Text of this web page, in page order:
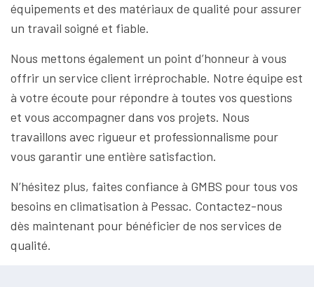
équipements et des matériaux de qualité pour assurer
un travail soigné et fiable.
Nous mettons également un point d’honneur à vous
offrir un service client irréprochable. Notre équipe est
à votre écoute pour répondre à toutes vos questions
et vous accompagner dans vos projets. Nous
travaillons avec rigueur et professionnalisme pour
vous garantir une entière satisfaction.
N’hésitez plus, faites confiance à GMBS pour tous vos
besoins en climatisation à Pessac. Contactez-nous
dès maintenant pour bénéficier de nos services de
qualité.